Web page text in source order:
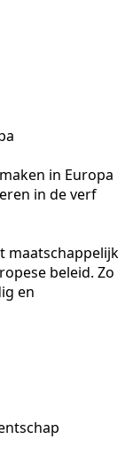
in Europa
in de verf
maatschappelijk
beleid. Zo
en